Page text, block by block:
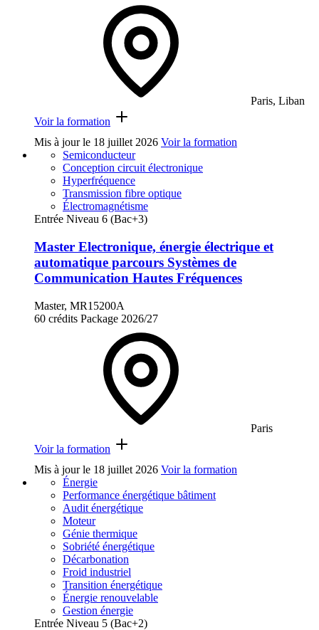
Paris, Liban
Voir la formation
Mis à jour le 18 juillet 2026 Voir la formation
Semiconducteur
Conception circuit électronique
Hyperfréquence
Transmission fibre optique
Électromagnétisme
Entrée Niveau 6 (Bac+3)
Master Electronique, énergie électrique et
automatique parcours Systèmes de
Communication Hautes Fréquences
Master, MR15200A
60 crédits Package 2026/27
Paris
Voir la formation
Mis à jour le 18 juillet 2026 Voir la formation
Énergie
Performance énergétique bâtiment
Audit énergétique
Moteur
Génie thermique
Sobriété énergétique
Décarbonation
Froid industriel
Transition énergétique
Énergie renouvelable
Gestion énergie
Entrée Niveau 5 (Bac+2)